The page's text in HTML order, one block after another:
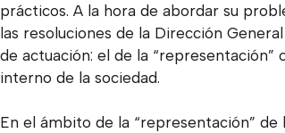
prácticos. A la hora de abordar su
las resoluciones de la Dirección
de actuación: el de la
interno de la sociedad.
En el ámbito de la “representación”